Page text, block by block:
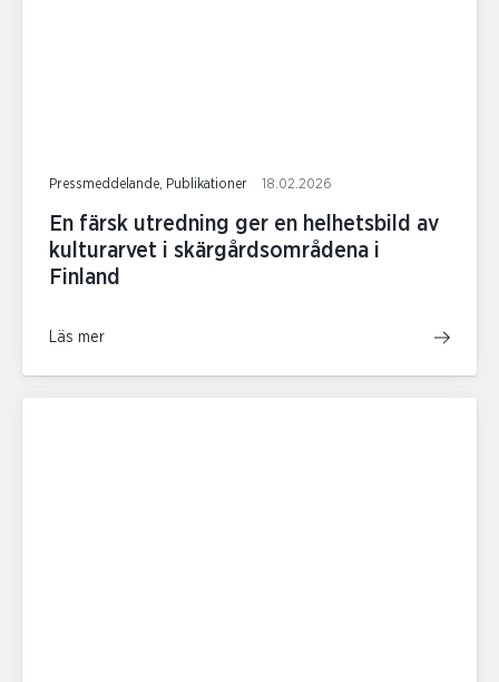
Pressmeddelande, Publikationer 18.02.2026
En färsk utredning ger en helhetsbild av
kulturarvet i skärgårdsområdena i
Finland
Läs mer